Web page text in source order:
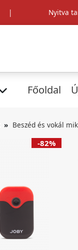
| Nyitva
Főoldal
Beszéd és vokál
-82%